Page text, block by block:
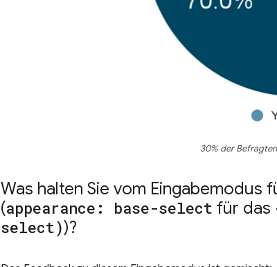
30% der
Was halten Sie vom Eingabemodus
(appearance: base-select für das
select))?